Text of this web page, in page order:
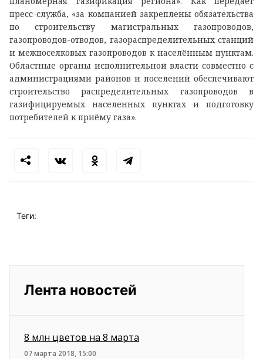
пресс-служба, «за компанией закреплены обязательства
по строительству магистральных газопроводов,
газопроводов-отводов, газораспределительных станций
и межпоселковых газопроводов к населённым пунктам.
Областные органы исполнительной власти совместно с
администрациями районов и поселений обеспечивают
строительство распределительных газопроводов в
газифицируемых населенных пунктах и подготовку
потребителей к приёму газа».
Теги:
Лента новостей
8 млн цветов на 8 марта
07 марта 2018, 15:00